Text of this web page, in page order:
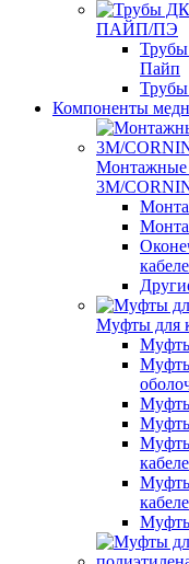
ПАЙП/ПЭ
Пайп
Компоненты
Монтажные
3M/
Муфты для